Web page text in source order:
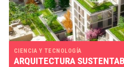
CIENCIA Y TECNOLOGÍA
ARQUITECTURA